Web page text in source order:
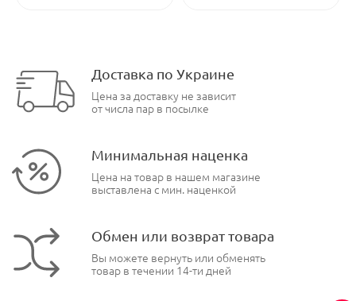
Доставка по Украине
Цена за доставку не зависит
от числа пар в посылке
Минимальная наценка
Цена на товар в нашем магазине
выставлена с мин. наценкой
Обмен или возврат товара
Вы можете вернуть или обменять
товар в течении 14-ти дней